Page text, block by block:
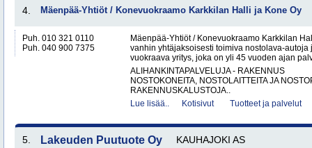
4. Mäenpää-Yhtiöt / Konevuokraamo Karkkilan Halli ja Kone Oy
Puh. 010 321 0110
Puh. 040 900 7375
Mäenpää-Yhtiöt / Konevuokraamo Karkkilan
vanhin yhtäjaksoisesti toimiva nostolava-autoja
vuokraava yritys, joka on yli 45 vuoden ajan
ALIHANKINTAPALVELUJA - RAKENNUS
NOSTOKONEITA, NOSTOLAITTEITA JA
RAKENNUSKALUSTOJA..
Lue lisää..
Kotisivut Tuotteet ja palvelut
5. Lakeuden Puutuote Oy KAUHAJOKI AS